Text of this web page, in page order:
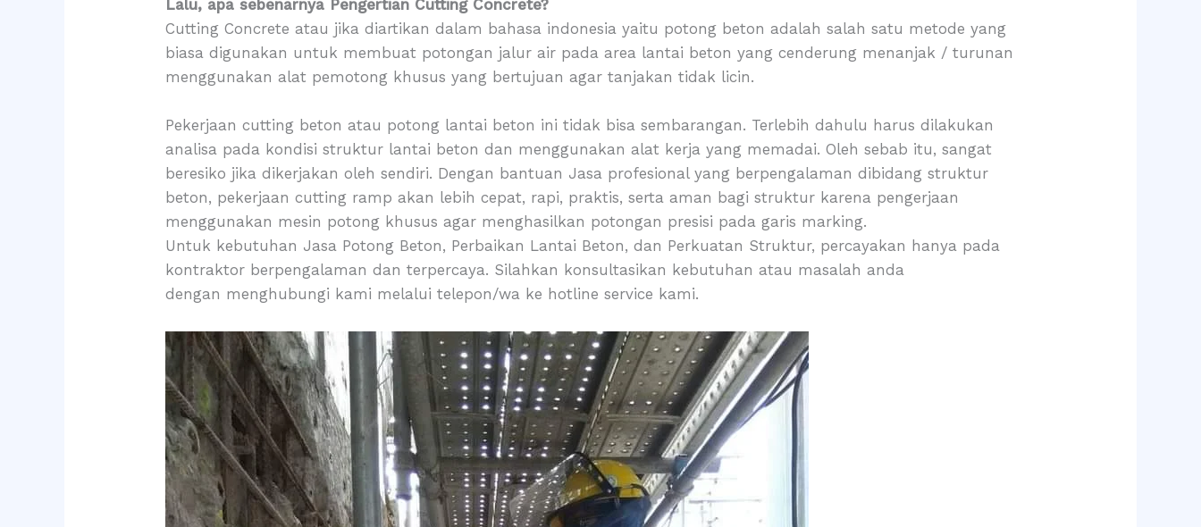
Lalu, apa sebenarnya Pengertian Cutting Concrete?
Cutting Concrete atau jika diartikan dalam bahasa indonesia yaitu potong beton adalah salah satu metode yang
biasa digunakan untuk membuat potongan jalur air pada area lantai beton yang cenderung menanjak / turunan
menggunakan alat pemotong khusus yang bertujuan agar tanjakan tidak licin.
Pekerjaan cutting beton atau potong lantai beton ini tidak bisa sembarangan. Terlebih dahulu harus dilakukan
analisa pada kondisi struktur lantai beton dan menggunakan alat kerja yang memadai. Oleh sebab itu, sangat
beresiko jika dikerjakan oleh sendiri. Dengan bantuan Jasa profesional yang berpengalaman dibidang struktur
beton, pekerjaan cutting ramp akan lebih cepat, rapi, praktis, serta aman bagi struktur karena pengerjaan
menggunakan mesin potong khusus agar menghasilkan potongan presisi pada garis marking.
Untuk kebutuhan Jasa Potong Beton, Perbaikan Lantai Beton, dan Perkuatan Struktur, percayakan hanya pada
kontraktor berpengalaman dan terpercaya. Silahkan konsultasikan kebutuhan atau masalah anda
dengan menghubungi kami melalui telepon/wa ke hotline service kami.